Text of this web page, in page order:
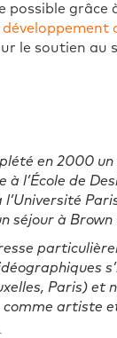
grâce
le soutien au
en 2000 un
à l’École de
séjour à
Paris)
artiste